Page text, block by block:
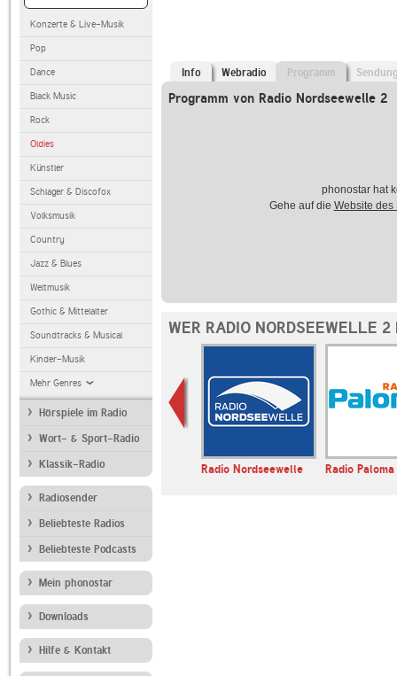
Konzerte & Live-Musik
Pop
Dance
Black Music
Rock
Oldies
Künstler
Schlager & Discofox
Volksmusik
Country
Jazz & Blues
Weltmusik
Gothic & Mittelalter
Soundtracks & Musical
Kinder-Musik
Mehr Genres
Hörspiele im Radio
Wort- & Sport-Radio
Klassik-Radio
Radiosender
Beliebteste Radios
Beliebteste Podcasts
Mein phonostar
Downloads
Hilfe & Kontakt
Info Webradio Programm
Programm von Radio Nordseewelle 2
phonostar hat
Gehe auf die Website des
WER RADIO NORDSEEWELLE 2
AM Radio Noordzee Radio Nordseewelle Radio Paloma